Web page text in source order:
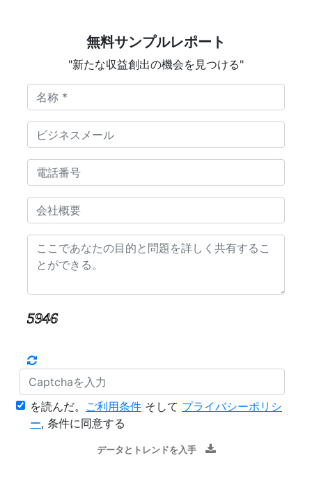
無料サンプルレポート
"新たな収益創出の機会を見つける"
を読んだ。 ご利用条件 そして プライバシーポリシ
ー, 条件に同意する
データとトレンドを入手